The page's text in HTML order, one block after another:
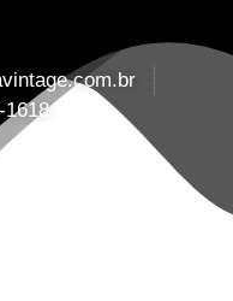
1618